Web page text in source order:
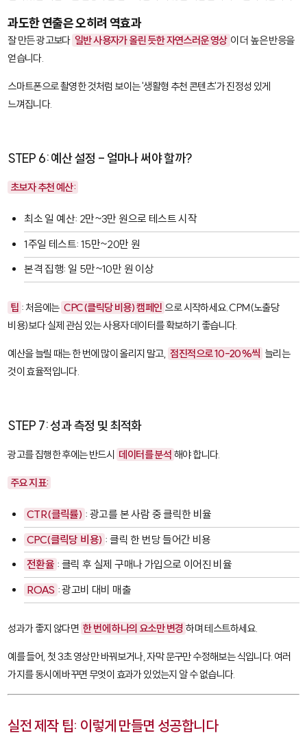
과도한 연출은 오히려 역효과
잘 만든 광고보다 일반 사용자가 올린 듯한 자연스러운 영상 이 더 높은 반응을
얻습니다.
스마트폰으로 촬영한 것처럼 보이는 '생활형 추천 콘텐츠'가 진정성 있게
느껴집니다.
STEP 6: 예산 설정 - 얼마나 써야 할까?
초보자 추천 예산:
최소 일 예산: 2만~3만 원으로 테스트 시작
1주일 테스트: 15만~20만 원
본격 집행: 일 5만~10만 원 이상
팁 : 처음에는 CPC(클릭당 비용) 캠페인 으로 시작하세요. CPM(노출당
비용)보다 실제 관심 있는 사용자 데이터를 확보하기 좋습니다.
예산을 늘릴 때는 한 번에 많이 올리지 말고, 점진적으로 10-20%씩 늘리는
것이 효율적입니다.
STEP 7: 성과 측정 및 최적화
광고를 집행한 후에는 반드시 데이터를 분석 해야 합니다.
주요 지표:
CTR(클릭률) : 광고를 본 사람 중 클릭한 비율
CPC(클릭당 비용) : 클릭 한 번당 들어간 비용
전환율 : 클릭 후 실제 구매나 가입으로 이어진 비율
ROAS : 광고비 대비 매출
성과가 좋지 않다면 한 번에 하나의 요소만 변경 하며 테스트하세요.
예를 들어, 첫 3초 영상만 바꿔보거나, 자막 문구만 수정해보는 식입니다. 여러
가지를 동시에 바꾸면 무엇이 효과가 있었는지 알 수 없습니다.
실전 제작 팁: 이렇게 만들면 성공합니다